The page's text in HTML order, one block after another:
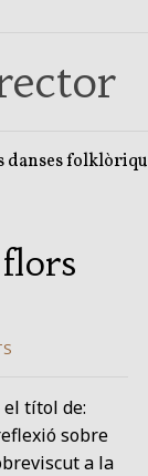
danses
títol de:
sobre
a la